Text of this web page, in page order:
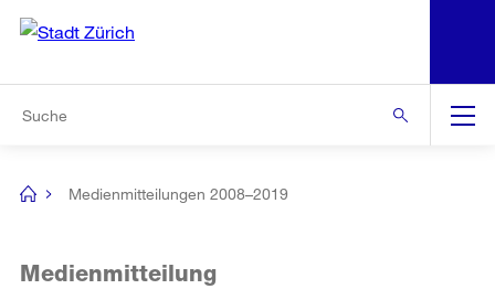
Navigation
[no
Medienmitteilungen 2008–2019
Medienmitteilung